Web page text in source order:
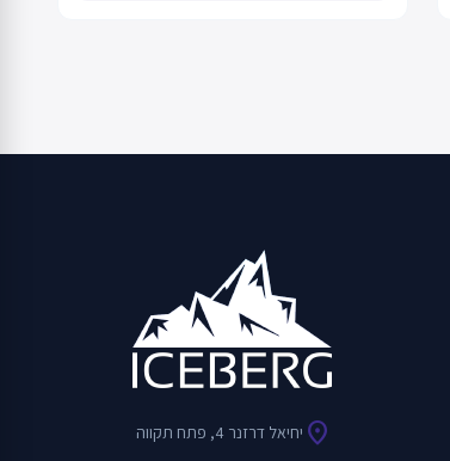
location_on יחיאל דרזנר 4, פתח תקווה